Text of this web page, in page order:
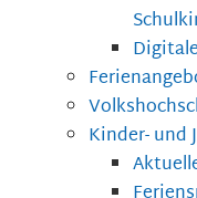
Kinder- und